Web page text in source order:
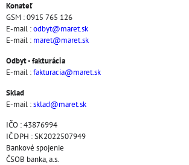
Konateľ
GSM : 0915 765 126
E-mail :odbyt@maret.sk
E-mail : maret@maret.sk
Odbyt - fakturácia
E-mail :fakturacia@maret.sk
Sklad
E-mail :sklad@maret.sk
IČO : 43876994
IČ DPH : SK2022507949
Bankové spojenie
ČSOB banka, a.s.